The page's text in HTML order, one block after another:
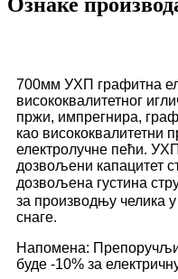
Ознаке
700мм УХП графитна
висококвалитетног
пржи, импрегнира,
као висококвалитетни
електролучне пећи.
дозвољени капацитет
дозвољена густина
за производњу челика
снаге.
Напомена:
буде -10% за